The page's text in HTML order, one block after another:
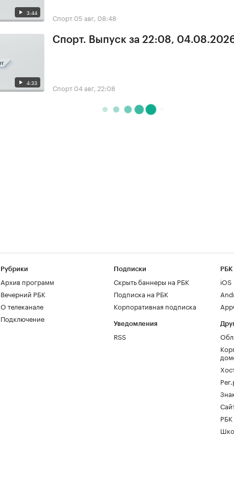
3:44 Спорт 05 авг, 08:48
4:33
Спорт. Выпуск за 22:08,
Спорт 04 авг, 22:08
Рубрики
Архив программ
Вечерний РБК
О телеканале
Подключение
Подписки
Скрыть баннеры на РБК
Подписка на РБК
Корпоративная подписка
Уведомления
RSS
РБК
iOS